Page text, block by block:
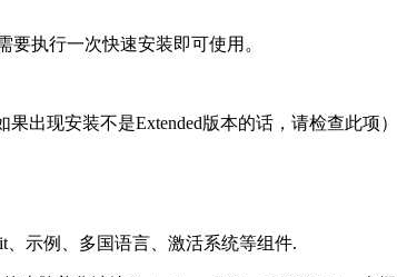
要执行一次快速安装即可使用。
出现安装不是Extended版本的话，请检查此项）
、示例、多国语言、激活系统等组件.